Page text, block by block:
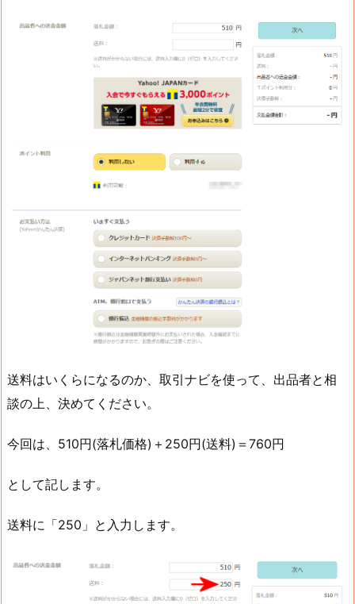
送料はいくらになるのか、取引ナビを使って、出品者と相
談の上、決めてください。
今回は、510円(落札価格)＋250円(送料)＝760円
として記します。
送料に「250」と入力します。